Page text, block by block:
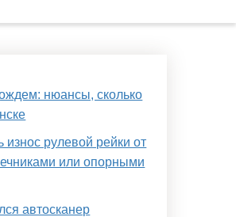
нюансы, сколько
износ рулевой рейки от
или опорными
автосканер